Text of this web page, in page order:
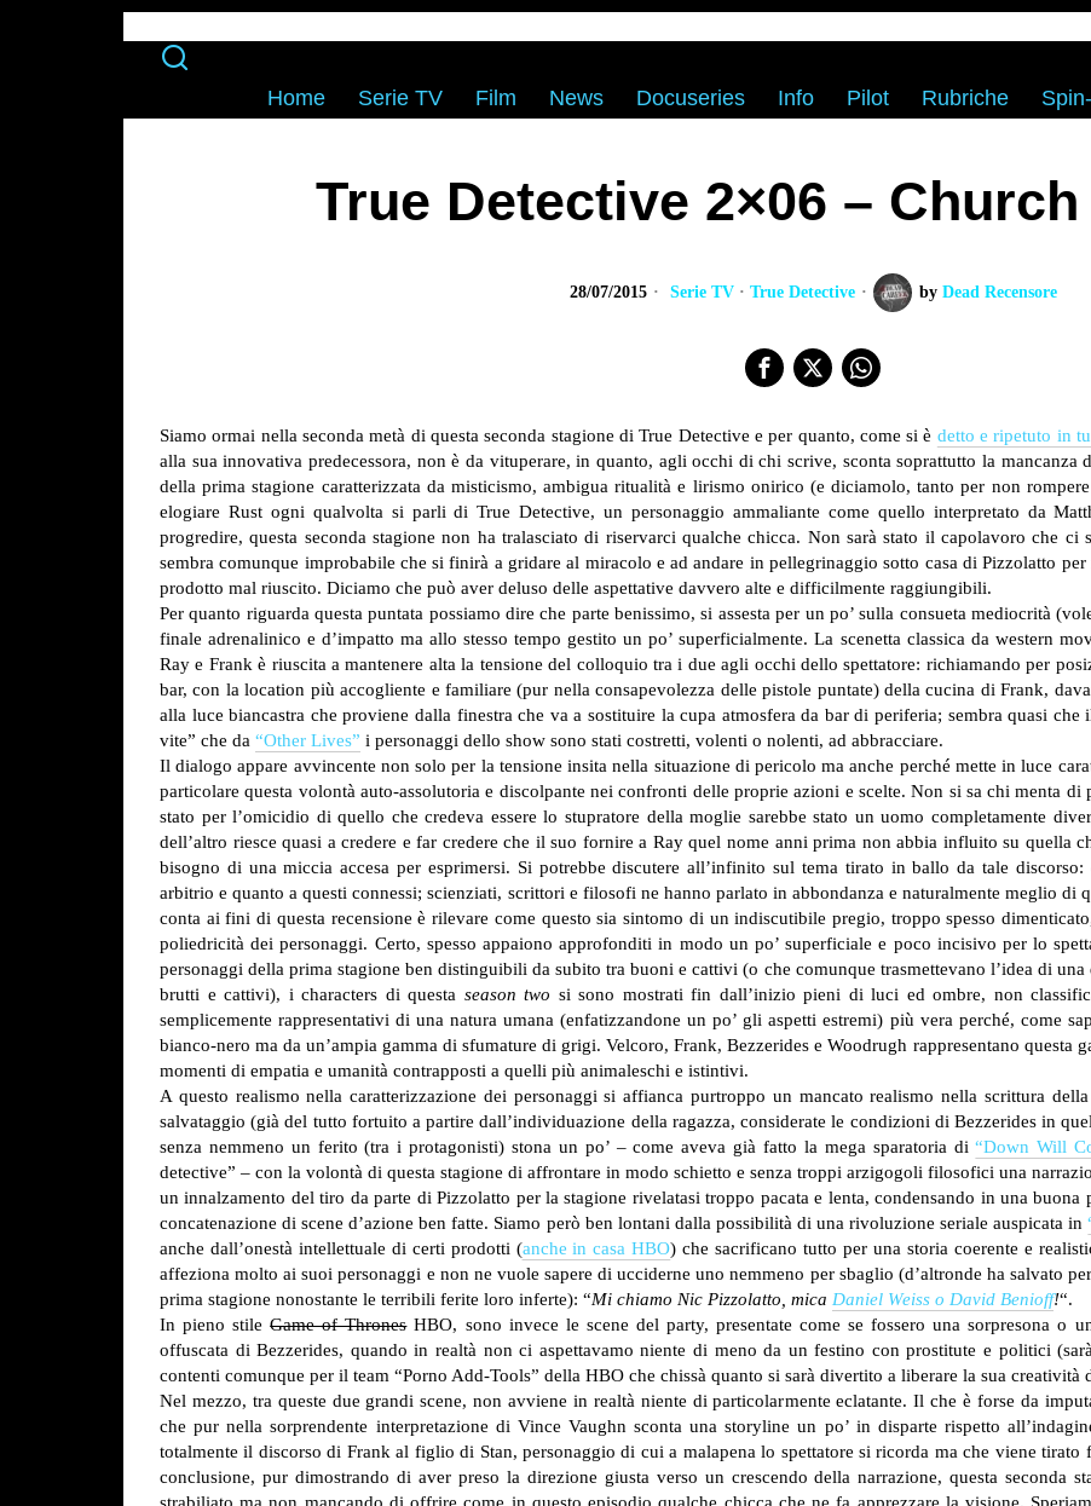
Home Serie TV Film News Docuseries Info Pilot Rubriche
True Detective 2×06 –
28/07/2015 Serie TV · True Detective by Dead Recensore
Siamo ormai nella seconda metà di questa seconda stagione di True Detective e per quanto, come si è detto e ripetuto in
alla sua innovativa predecessora, non è da vituperare, in quanto, agli occhi di chi scrive, sconta soprattutto la mancanza
della prima stagione caratterizzata da misticismo, ambigua ritualità e lirismo onirico (e diciamolo, tanto per non
elogiare Rust ogni qualvolta si parli di True Detective, un personaggio ammaliante come quello interpretato da
progredire, questa seconda stagione non ha tralasciato di riservarci qualche chicca. Non sarà stato il capolavoro che
sembra comunque improbabile che si finirà a gridare al miracolo e ad andare in pellegrinaggio sotto casa di Pizzolatto
prodotto mal riuscito. Diciamo che può aver deluso delle aspettative davvero alte e difficilmente raggiungibili.
Per quanto riguarda questa puntata possiamo dire che parte benissimo, si assesta per un po’ sulla consueta mediocrità
finale adrenalinico e d’impatto ma allo stesso tempo gestito un po’ superficialmente. La scenetta classica da western
Ray e Frank è riuscita a mantenere alta la tensione del colloquio tra i due agli occhi dello spettatore: richiamando per
bar, con la location più accogliente e familiare (pur nella consapevolezza delle pistole puntate) della cucina di Frank,
alla luce biancastra che proviene dalla finestra che va a sostituire la cupa atmosfera da bar di periferia; sembra quasi
vite” che da “Other Lives” i personaggi dello show sono stati costretti, volenti o nolenti, ad abbracciare.
Il dialogo appare avvincente non solo per la tensione insita nella situazione di pericolo ma anche perché mette in luce
particolare questa volontà auto-assolutoria e discolpante nei confronti delle proprie azioni e scelte. Non si sa chi menta di
stato per l’omicidio di quello che credeva essere lo stupratore della moglie sarebbe stato un uomo completamente
dell’altro riesce quasi a credere e far credere che il suo fornire a Ray quel nome anni prima non abbia influito su quella
bisogno di una miccia accesa per esprimersi. Si potrebbe discutere all’infinito sul tema tirato in ballo da tale
arbitrio e quanto a questi connessi; scienziati, scrittori e filosofi ne hanno parlato in abbondanza e naturalmente meglio di
conta ai fini di questa recensione è rilevare come questo sia sintomo di un indiscutibile pregio, troppo spesso
poliedricità dei personaggi. Certo, spesso appaiono approfonditi in modo un po’ superficiale e poco incisivo per lo
personaggi della prima stagione ben distinguibili da subito tra buoni e cattivi (o che comunque trasmettevano l’idea di
brutti e cattivi), i characters di questa season two si sono mostrati fin dall’inizio pieni di luci ed ombre, non
semplicemente rappresentativi di una natura umana (enfatizzandone un po’ gli aspetti estremi) più vera perché, come
bianco-nero ma da un’ampia gamma di sfumature di grigi. Velcoro, Frank, Bezzerides e Woodrugh rappresentano
momenti di empatia e umanità contrapposti a quelli più animaleschi e istintivi.
A questo realismo nella caratterizzazione dei personaggi si affianca purtroppo un mancato realismo nella scrittura
salvataggio (già del tutto fortuito a partire dall’individuazione della ragazza, considerate le condizioni di Bezzerides in
senza nemmeno un ferito (tra i protagonisti) stona un po’ – come aveva già fatto la mega sparatoria di“Down Will
detective” – con la volontà di questa stagione di affrontare in modo schietto e senza troppi arzigogoli filosofici una
un innalzamento del tiro da parte di Pizzolatto per la stagione rivelatasi troppo pacata e lenta, condensando in una buona
concatenazione di scene d’azione ben fatte. Siamo però ben lontani dalla possibilità di una rivoluzione seriale auspicata in
anche dall’onestà intellettuale di certi prodotti (anche in casa HBO) che sacrificano tutto per una storia coerente e
affeziona molto ai suoi personaggi e non ne vuole sapere di ucciderne uno nemmeno per sbaglio (d’altronde ha salvato
prima stagione nonostante le terribili ferite loro inferte): “Mi chiamo Nic Pizzolatto, mica Daniel Weiss o David Benioff!“.
In pieno stileGame of ThronesHBO, sono invece le scene del party, presentate come se fossero una sorpresona o
offuscata di Bezzerides, quando in realtà non ci aspettavamo niente di meno da un festino con prostitute e politici
contenti comunque per il team “Porno Add-Tools” della HBO che chissà quanto si sarà divertito a liberare la sua creatività
Nel mezzo, tra queste due grandi scene, non avviene in realtà niente di particolarmente eclatante. Il che è forse da
che pur nella sorprendente interpretazione di Vince Vaughn sconta una storyline un po’ in disparte rispetto
totalmente il discorso di Frank al figlio di Stan, personaggio di cui a malapena lo spettatore si ricorda ma che viene tirato
conclusione, pur dimostrando di aver preso la direzione giusta verso un crescendo della narrazione, questa seconda